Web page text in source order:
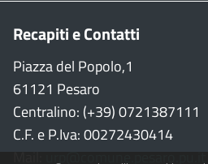
Consiglio Comunale
CON
Garante persone con disabilità
Stradario
WiFi
Città della Musica
Recapiti e Contatti
Piazza del Popolo,1
61121 Pesaro
Centralino: (+39) 0721387111
C.F. e P.Iva: 00272430414
Mail:urp@comune.pesaro.pu.it